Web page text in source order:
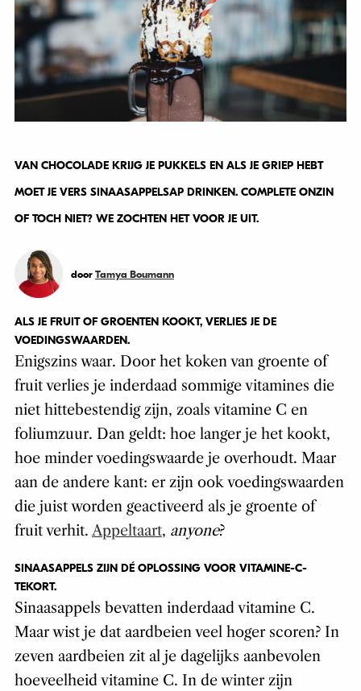
VAN CHOCOLADE KRIJG JE PUKKELS EN ALS JE GRIEP HEBT
MOET JE VERS SINAASAPPELSAP DRINKEN. COMPLETE ONZIN
OF TOCH NIET? WE ZOCHTEN HET VOOR JE UIT.
door Tamya Boumann
ALS JE FRUIT OF GROENTEN KOOKT, VERLIES JE DE
VOEDINGSWAARDEN.
Enigszins waar. Door het koken van groente of
fruit verlies je inderdaad sommige vitamines die
niet hittebestendig zijn, zoals vitamine C en
foliumzuur. Dan geldt: hoe langer je het kookt,
hoe minder voedingswaarde je overhoudt. Maar
aan de andere kant: er zijn ook voedingswaarden
die juist worden geactiveerd als je groente of
fruit verhit.Appeltaart, anyone?
SINAASAPPELS ZIJN DÉ OPLOSSING VOOR VITAMINE-C-
TEKORT.
Sinaasappels bevatten inderdaad vitamine C.
Maar wist je dat aardbeien veel hoger scoren? In
zeven aardbeien zit al je dagelijks aanbevolen
hoeveelheid vitamine C. In de winter zijn